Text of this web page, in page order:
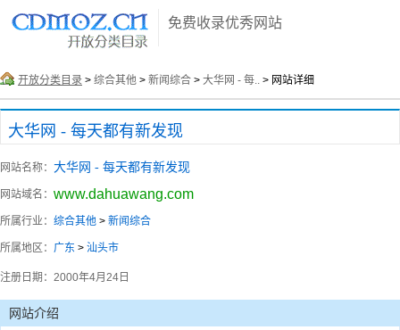
免费收录优秀网站
开放分类目录 > 综合其他 > 新闻综合 > 大华网 - 每.. > 网站详细
大华网 - 每天都有新发现
网站名称： 大华网 - 每天都有新发现
网站域名： www.dahuawang.com
所属行业： 综合其他 > 新闻综合
所属地区： 广东 > 汕头市
注册日期： 2000年4月24日
网站介绍